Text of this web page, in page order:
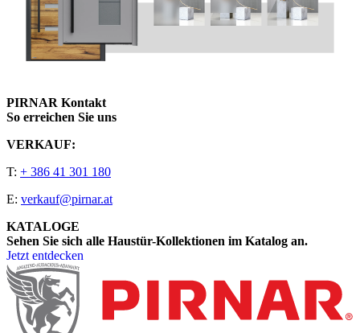
PIRNAR Kontakt
So erreichen Sie uns
VERKAUF:
T: + 386 41 301 180
E: verkauf@pirnar.at
KATALOGE
Sehen Sie sich alle Haustür-Kollektionen im Katalog an.
Jetzt entdecken
Seitenfooter